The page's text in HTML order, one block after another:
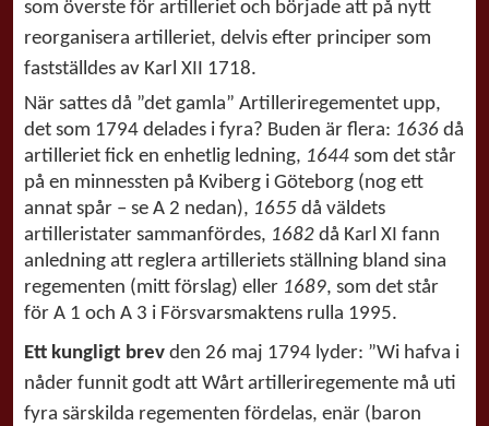
som överste för artilleriet och började att på nytt
reorganisera artilleriet, delvis efter principer som
fastställdes av Karl XII 1718.
När sattes då ”det gamla” Artilleriregementet upp,
det som 1794 delades i fyra? Buden är flera: 1636 då
artilleriet fick en enhetlig ledning, 1644 som det står
på en minnessten på Kviberg i Göteborg (nog ett
annat spår – se A 2 nedan), 1655 då väldets
artilleristater sammanfördes, 1682 då Karl XI fann
anledning att reglera artilleriets ställning bland sina
regementen (mitt förslag) eller 1689, som det står
för A 1 och A 3 i Försvarsmaktens rulla 1995.
Ett kungligt brev den 26 maj 1794 lyder: ”Wi hafva i
nåder funnit godt att Wårt artilleriregemente må uti
fyra särskilda regementen fördelas, enär (baron